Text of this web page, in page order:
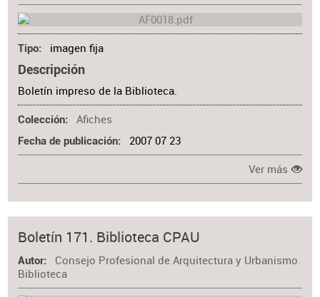
Tipo imagen fija
Descripción
Boletín impreso de la Biblioteca.
Colección Afiches
Fecha de publicación 2007 07 23
Ver más
Boletín 171. Biblioteca CPAU
Autor
Consejo Profesional de Arquitectura y Urbanismo.
Biblioteca